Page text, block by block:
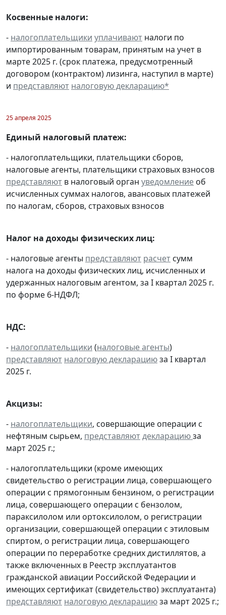
Косвенные налоги:
- налогоплательщики уплачивают налоги по
импортированным товарам, принятым на учет в
марте 2025 г. (срок платежа, предусмотренный
договором (контрактом) лизинга, наступил в марте)
и представляют налоговую декларацию*
25 апреля 2025
Единый налоговый платеж:
- налогоплательщики, плательщики сборов,
налоговые агенты, плательщики страховых взносов
представляют в налоговый орган уведомление об
исчисленных суммах налогов, авансовых платежей
по налогам, сборов, страховых взносов
Налог на доходы физических лиц:
- налоговые агенты представляют расчет сумм
налога на доходы физических лиц, исчисленных и
удержанных налоговым агентом, за I квартал 2025 г.
по форме 6-НДФЛ;
НДС:
- налогоплательщики (налоговые агенты)
представляют налоговую декларациюза I квартал
2025 г.
Акцизы:
- налогоплательщики, совершающие операции с
нефтяным сырьем, представляютдекларациюза
март 2025 г.;
- налогоплательщики (кроме имеющих
свидетельство о регистрации лица, совершающего
операции с прямогонным бензином, о регистрации
лица, совершающего операции с бензолом,
параксилолом или ортоксилолом, о регистрации
организации, совершающей операции с этиловым
спиртом, о регистрации лица, совершающего
операции по переработке средних дистиллятов, а
также включенных в Реестр эксплуатантов
гражданской авиации Российской Федерации и
имеющих сертификат (свидетельство) эксплуатанта)
представляют налоговую декларациюза март 2025 г.;